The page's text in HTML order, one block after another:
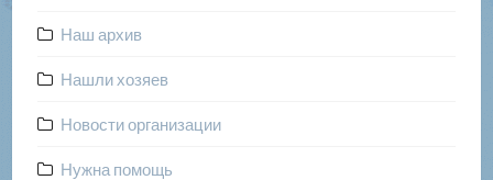
Наш архив
Нашли хозяев
Новости организации
Нужна помощь